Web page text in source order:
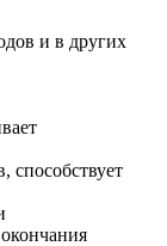
и в других
способствует